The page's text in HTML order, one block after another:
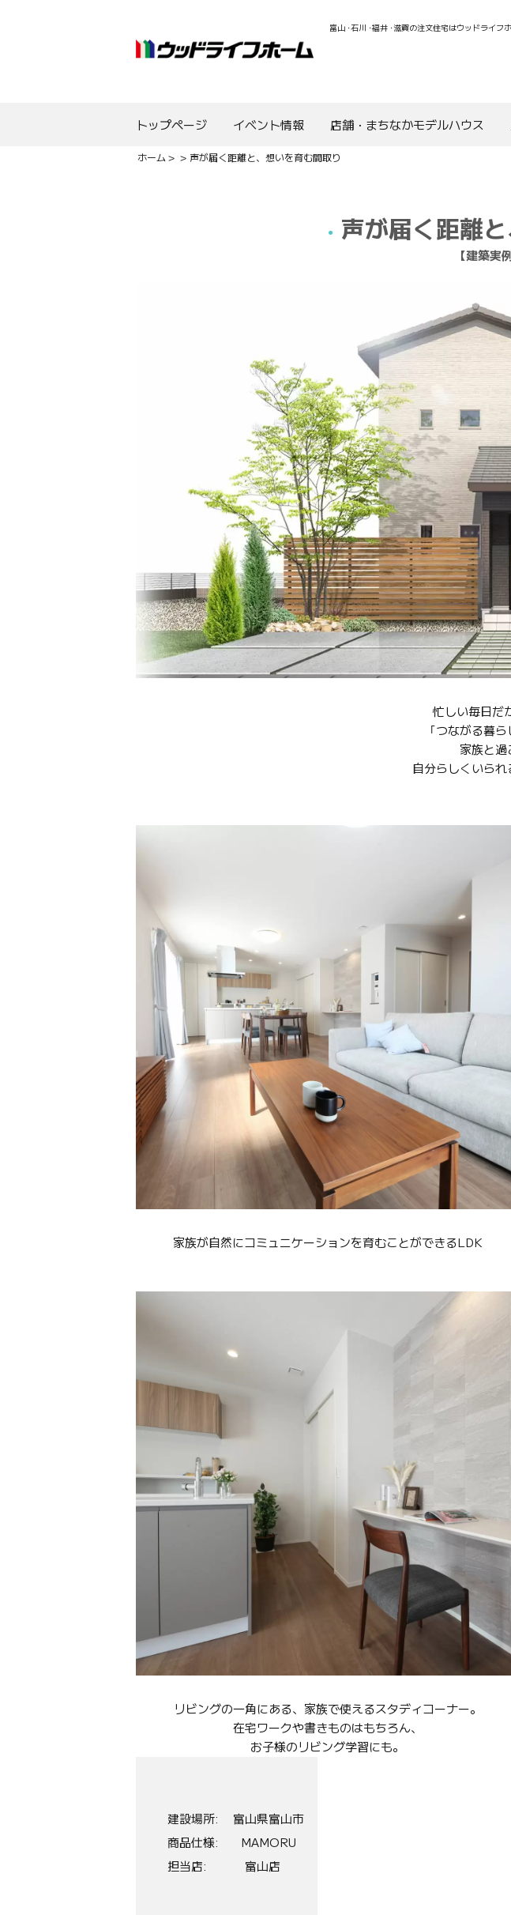
富山 ・石川 ・福井 ・滋賀の注文住宅はウッドライフ
トップページ イベント情報 店舗・まちなかモデルハウス
ホーム 声が届く距離と、想いを育む間取り
声が届く距離
【建築実
忙しい毎日だ
｢つながる暮ら
家族と過
自分らしくいられ
家族が自然にコミュニケーションを育むことができるLDK
リビングの一角にある、家族で使えるスタディコーナー。
在宅ワークや書きものはもちろん、
お子様のリビング学習にも。
建設場所
富山県富山市
商品仕様
MAMORU
担当店
富山店